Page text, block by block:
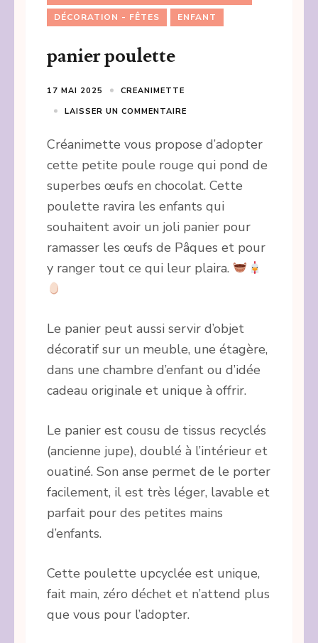
DÉCORATION - FÊTES
ENFANT
panier poulette
17 MAI 2025
CREANIMETTE
LAISSER UN COMMENTAIRE
Créanimette vous propose d’adopter
cette petite poule rouge qui pond de
superbes œufs en chocolat. Cette
poulette ravira les enfants qui
souhaitent avoir un joli panier pour
ramasser les œufs de Pâques et pour
y ranger tout ce qui leur plaira.
Le panier peut aussi servir d’objet
décoratif sur un meuble, une étagère,
dans une chambre d’enfant ou d’idée
cadeau originale et unique à offrir.
Le panier est cousu de tissus recyclés
(ancienne jupe), doublé à l’intérieur et
ouatiné. Son anse permet de le porter
facilement, il est très léger, lavable et
parfait pour des petites mains
d’enfants.
Cette poulette upcyclée est unique,
fait main, zéro déchet et n’attend plus
que vous pour l’adopter.